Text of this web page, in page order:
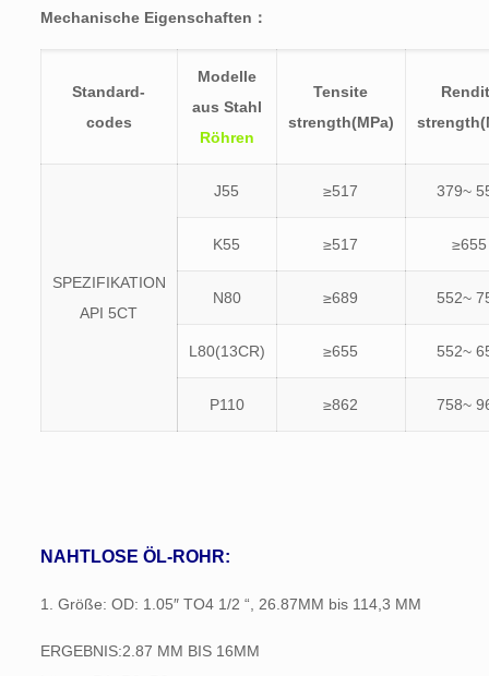
Mechanische Eigenschaften：
Standard-
codes
Modelle
aus Stahl
Röhren
Tensite
strength(MPa)
SPEZIFIKATION
API 5CT
J55 ≥517 379~
K55 ≥517 ≥655
N80 ≥689 552~
L80(13CR) ≥655 552~
P110 ≥862 758~
NAHTLOSE ÖL-ROHR:
1. Größe: OD: 1.05″ TO4 1/2 “, 26.87MM bis 114,3 MM
ERGEBNIS:2.87 MM BIS 16MM